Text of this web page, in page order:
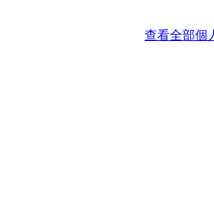
查看全部個